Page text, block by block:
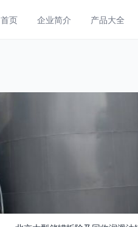
首页 企业简介 产品大全